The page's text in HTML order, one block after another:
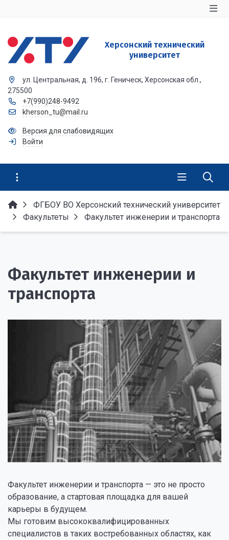
Херсонский технический
университет
ул. Центральная, д. 196, г. Геническ, Херсонская обл.,
275500
+7(990)248-9492
kherson_tu@mail.ru
Версия для слабовидящих
Войти
ФГБОУ ВО Херсонский технический университет
Факультеты
Факультет инженерии и транспорта
Факультет инженерии и
транспорта
Факультет инженерии и транспорта — это не просто
образование, а стартовая площадка для вашей
карьеры в будущем.
Мы готовим высококвалифицированных
специалистов в таких востребованных областях, как